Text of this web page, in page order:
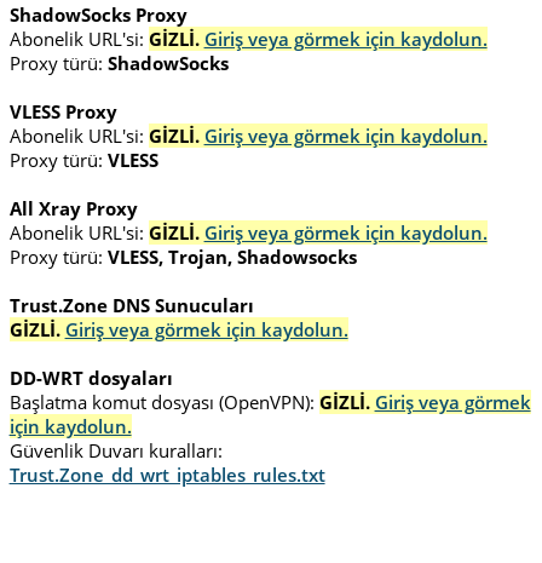
ShadowSocks Proxy
Abonelik URL'si: GİZLİ. Giriş veya görmek için kaydolun.
Proxy türü: ShadowSocks
VLESS Proxy
Abonelik URL'si: GİZLİ. Giriş veya görmek için kaydolun.
Proxy türü: VLESS
All Xray Proxy
Abonelik URL'si: GİZLİ. Giriş veya görmek için kaydolun.
Proxy türü: VLESS, Trojan, Shadowsocks
Trust.Zone DNS Sunucuları
GİZLİ. Giriş veya görmek için kaydolun.
DD-WRT dosyaları
Başlatma komut dosyası (OpenVPN): GİZLİ. Giriş veya görmek
için kaydolun.
Güvenlik Duvarı kuralları:
Trust.Zone_dd_wrt_iptables_rules.txt